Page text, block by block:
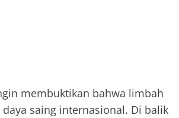
membuktikan bahwa limbah
saing internasional. Di balik